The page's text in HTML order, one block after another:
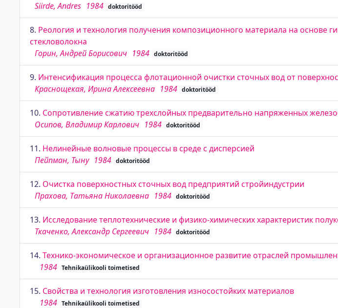
Siirde, Andres 1984 doktoritööd
8. Реология и технология получения композиционного материала на основе
стекловолокна
Горин, Андрей Борисович 1984 doktoritööd
9. Интенсификация процесса флотационной очистки сточных вод от
Краснощекая, Ирина Алексеевна 1984 doktoritööd
10. Сопротивление сжатию трехслойных предварительно напряженных
Осипов, Владимир Карлович 1984 doktoritööd
11. Нелинейные волновые процессы в среде с дисперсией
Пейпман, Тыну 1984 doktoritööd
12. Очистка поверхностных сточных вод предприятий стройиндустрии
Прахова, Татьяна Николаевна 1984 doktoritööd
13. Исследование теплотехнические и физико-химических характеристик
Ткаченко, Александр Сергеевич 1984 doktoritööd
14. Технико-экономическое и организационное развитие отраслей
1984 Tehnikaülikooli toimetised
15. Свойства и технология изготовления износостойких материалов
1984 Tehnikaülikooli toimetised